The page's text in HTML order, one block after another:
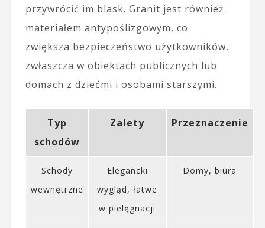
przywrócić im blask. Granit jest również
materiałem antypoślizgowym, co
zwiększa bezpieczeństwo użytkowników,
zwłaszcza w obiektach publicznych lub
domach z dziećmi i osobami starszymi.
Typ
schodów
Zalety Przeznaczenie
Schody
wewnętrzne
Elegancki
wygląd, łatwe
w pielęgnacji
Domy, biura